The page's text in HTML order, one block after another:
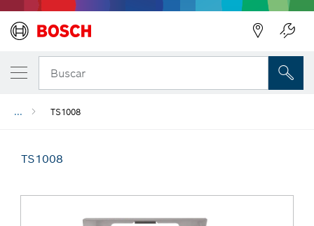
Buscar
... TS1008
TS1008